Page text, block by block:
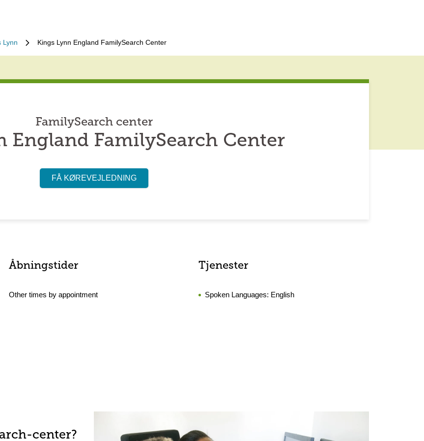
Lynn Kings Lynn England FamilySearch Center
FamilySearch center
England FamilySearch Center
FÅ KØREVEJLEDNING
Åbningstider
Other times by appointment
Tjenester
Spoken Languages: English
center?